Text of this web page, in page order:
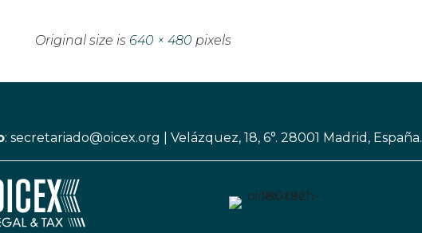
Original size is 640 × 480 pixels
: secretariado@oicex.org Velázquez, 18, 6°. 28001 Madrid, España.